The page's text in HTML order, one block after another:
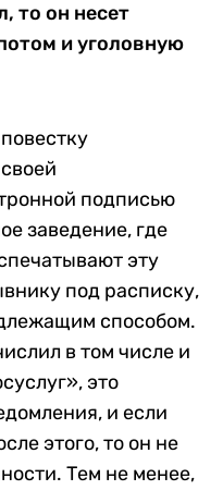
то он несет
и уголовную
подписью
заведение, где
эту
под расписку,
способом.
в том числе и
это
и если
этого, то он не
Тем не менее,